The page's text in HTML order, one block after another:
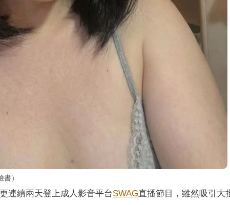
）
連續兩天登上成人影音平台SWAG直播節目，雖然吸引大